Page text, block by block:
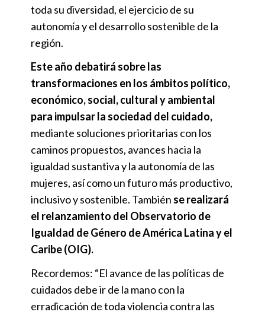
toda su diversidad, el ejercicio de su
autonomía y el desarrollo sostenible de la
región.
Este año debatirá sobre las
transformaciones en los ámbitos político,
económico, social, cultural y ambiental
para impulsar la sociedad del cuidado,
mediante soluciones prioritarias con los
caminos propuestos, avances hacia la
igualdad sustantiva y la autonomía de las
mujeres, así como un futuro más productivo,
inclusivo y sostenible. También se realizará
el relanzamiento del Observatorio de
Igualdad de Género de América Latina y el
Caribe (OIG).
Recordemos: “El avance de las políticas de
cuidados debe ir de la mano con la
erradicación de toda violencia contra las